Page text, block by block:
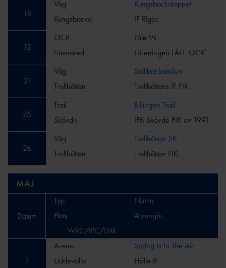
18
Väg
Kungsbackaloppet
Kungsbacka
IF Rigor
18
OCR
Fåle 9k
Limmared
Föreningen FÅLE OCR
21
Väg
Stallbackamilen
Trollhättan
Trollhättans IF FIK
25
Trail
Billingen Trail
Skövde
IFK Skövde FIK av 1991
26
Väg
Trollhättan 5K
Trollhättan
Trollhättan FIK
MAJ
Datum
Typ
Namn
Plats
Arrangör
WRC/IPC/DM
1
Arena
Spring Is In The Air
Uddevalla
Hälle IF